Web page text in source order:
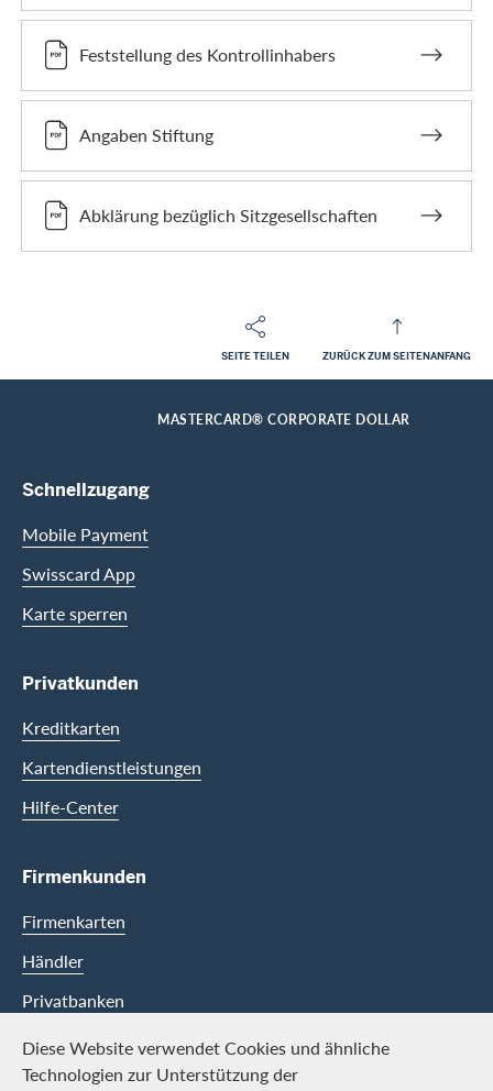
Diese Website verwendet Cookies und ähnliche
Technologien zur Unterstützung der
Feststellung des Kontrollinhabers
Angaben Stiftung
Abklärung bezüglich Sitzgesellschaften
SEITE TEILEN ZURÜCK ZUM SEITENANFANG
Footer
MASTERCARD® CORPORATE DOLLAR
Footer Navigation
Schnellzugang
Mobile Payment
Swisscard App
Karte sperren
Privatkunden
Kreditkarten
Kartendienstleistungen
Hilfe-Center
Firmenkunden
Firmenkarten
Händler
Privatbanken
Swisscard